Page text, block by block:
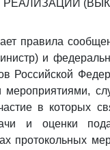
РЕАЛИЗАЦИИ
правила
и
Российской
мероприятиями,
в которых
и оценки
протокольных